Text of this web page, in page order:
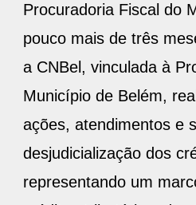
Procuradoria Fiscal do
pouco mais de três
a CNBel, vinculada à
Município de Belém,
ações, atendimentos e
desjudicialização dos
representando um